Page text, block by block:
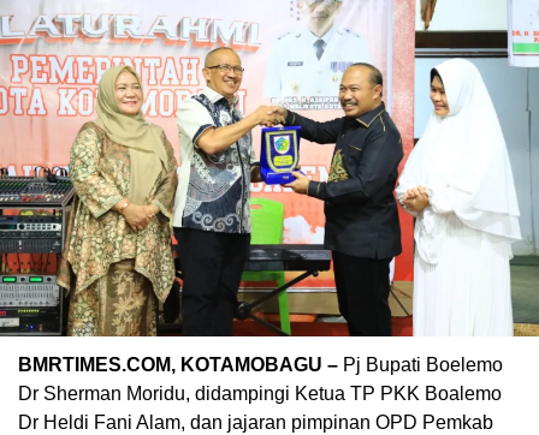
BMRTIMES.COM, KOTAMOBAGU – Pj Bupati Boelemo
Dr Sherman Moridu, didampingi Ketua TP PKK Boalemo
Dr Heldi Fani Alam, dan jajaran pimpinan OPD Pemkab